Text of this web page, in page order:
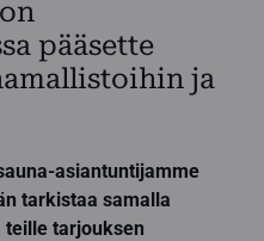
pääsette
ja
asiantuntijamme
tarkistaa samalla
teille tarjouksen